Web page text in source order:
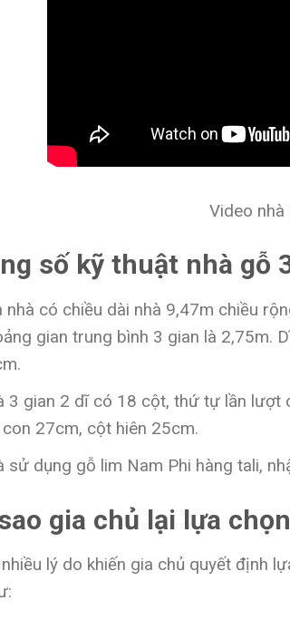
Video
số kỹ thuật nhà gỗ
nhà có chiều dài nhà 9,47m chiều
gian trung bình 3 gian là 2,75m.
3 gian 2 dĩ có 18 cột, thứ tự lần
27cm, cột hiên 25cm.
sử dụng gỗ lim Nam Phi hàng tali,
gia chủ lại lựa
lý do khiến gia chủ quyết định